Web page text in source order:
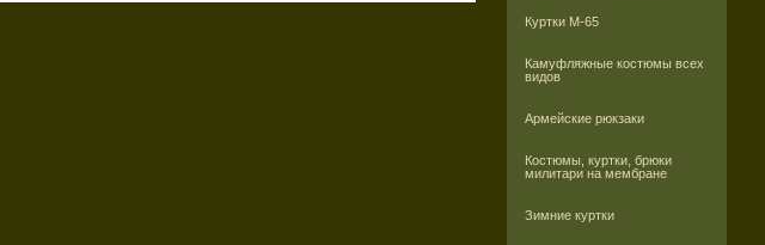
Куртки M-65
Камуфляжные костюмы всех
видов
Армейские рюкзаки
Костюмы, куртки, брюки
милитари на мембране
Зимние куртки